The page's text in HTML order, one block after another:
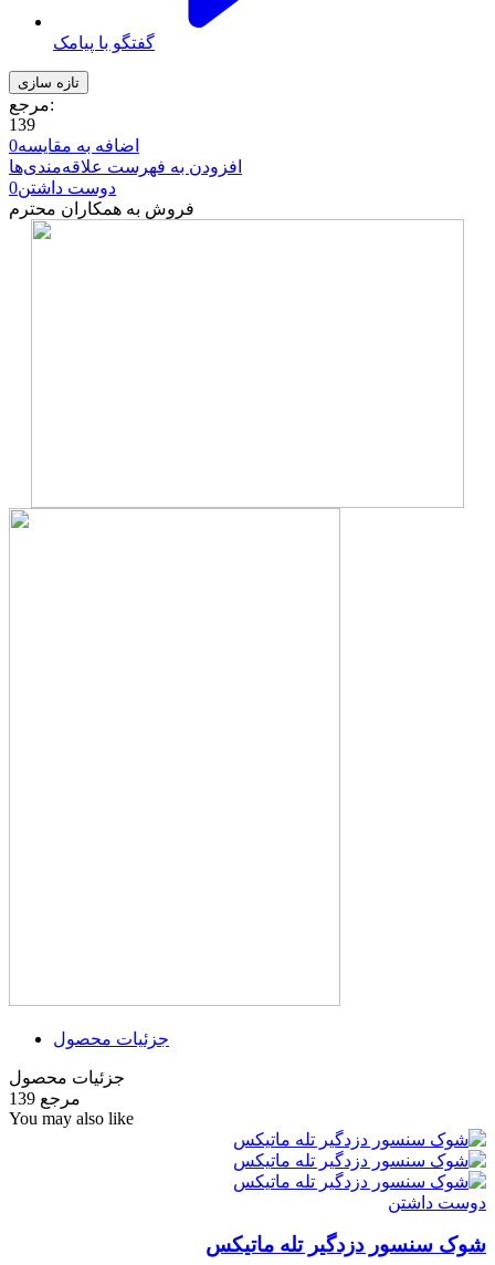
گفتگو با پیامک
مرجع:
139
اضافه به مقایسه0
افزودن به فهرست علاقه‌مندی‌ها
دوست داشتن0
فروش به همکاران محترم
جزئیات محصول
جزئیات محصول
مرجع 139
You may also like
دوست داشتن
شوک سنسور دزدگیر تله ماتیکس